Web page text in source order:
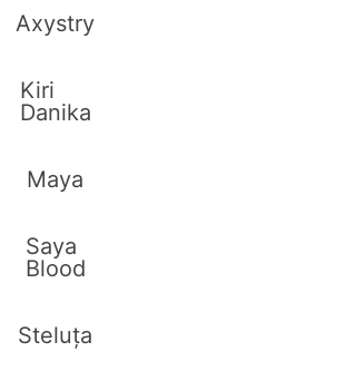
Axystry
Kiri
Danika
Maya
Saya
Blood
Steluța